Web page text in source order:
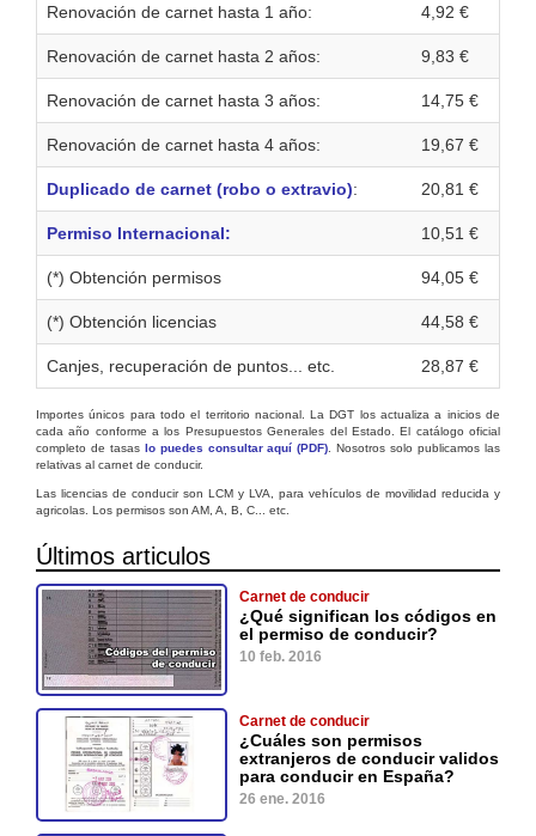
Renovación de carnet hasta 1 año: 4,92 €
Renovación de carnet hasta 2 años: 9,83 €
Renovación de carnet hasta 3 años: 14,75 €
Renovación de carnet hasta 4 años: 19,67 €
Duplicado de carnet (robo o extravio): 20,81 €
Permiso Internacional: 10,51 €
(*) Obtención permisos 94,05 €
(*) Obtención licencias 44,58 €
Canjes, recuperación de puntos... etc. 28,87 €
Importes únicos para todo el territorio nacional. La DGT los actualiza a inicios de
cada año conforme a los Presupuestos Generales del Estado. El catálogo oficial
completo de tasas lo puedes consultar aquí (PDF) . Nosotros solo publicamos las
relativas al carnet de conducir.
Las licencias de conducir son LCM y LVA, para vehículos de movilidad reducida y
agricolas. Los permisos son AM, A, B, C... etc.
Últimos articulos
Carnet de conducir
¿Qué significan los códigos en
el permiso de conducir?
10 feb. 2016
Carnet de conducir
¿Cuáles son permisos
extranjeros de conducir validos
para conducir en España?
26 ene. 2016